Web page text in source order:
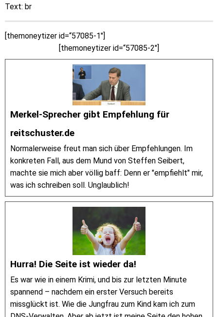
Text: br
[themoneytizer id=“57085-1″]
[themoneytizer id=“57085-2″]
Merkel-Sprecher gibt Empfehlung für
reitschuster.de
Normalerweise freut man sich über Empfehlungen. Im
konkreten Fall, aus dem Mund von Steffen Seibert,
machte sie mich aber völlig baff: Denn er "empfiehlt" mir,
was ich schreiben soll. Unglaublich!
Hurra! Die Seite ist wieder da!
Es war wie in einem Krimi, und bis zur letzten Minute
spannend – nachdem ein erster Versuch bereits
missglückt ist. Wie die Jungfrau zum Kind kam ich zum